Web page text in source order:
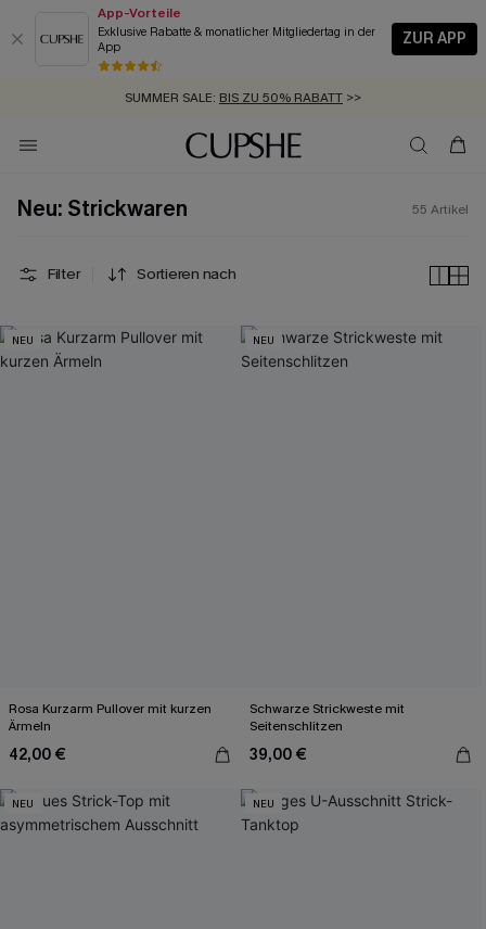
App-Vorteile
Exklusive Rabatte & monatlicher Mitgliedertag in der
App
ZUR APP
GRATIS MASSBAND MIT JEDEM SCHNELLVERSAND-ARTIKEL >>
SUMMER SALE:
ZUM NEWSLETTER:BIS ZU -20% EXTRA ERHALTEN
KOSTENLOSER VERSAND AB 89 €
Neu: Strickwaren 55 Artikel
Filter Sortieren nach
NEU
Rosa Kurzarm Pullover mit kurzen
Ärmeln
42,00 €
NEU
Schwarze Strickweste mit
Seitenschlitzen
39,00 €
NEU NEU